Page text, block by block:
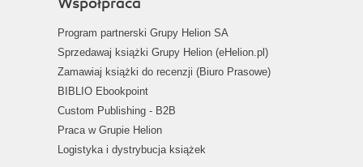
Program partnerski Grupy Helion SA
Sprzedawaj książki Grupy Helion (eHelion.pl)
Zamawiaj książki do recenzji (Biuro Prasowe)
BIBLIO Ebookpoint
Custom Publishing - B2B
Praca w Grupie Helion
Logistyka i dystrybucja książek